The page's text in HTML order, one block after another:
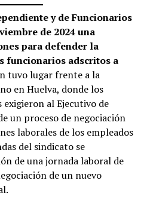
y de Funcionarios
de 2024 una
para defender la
funcionarios adscritos a
tuvo lugar frente a la
en Huelva, donde los
al Ejecutivo de
un proceso de negociación
laborales de los empleados
del sindicato se
de una jornada laboral de
de un nuevo